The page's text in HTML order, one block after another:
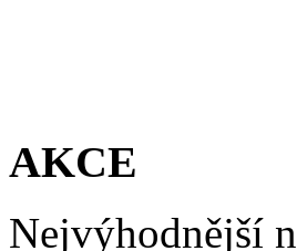
AKCE
Nejvýhodnější